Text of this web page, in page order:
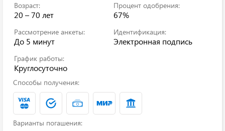
Возраст:
20 – 70 лет
Процент одобрения:
67%
Рассмотрение анкеты:
До 5 минут
Идентификация:
Электронная подпись
График работы:
Круглосуточно
Способы получения:
Варианты погашения: